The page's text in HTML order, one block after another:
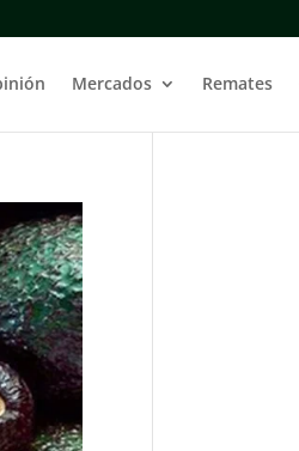
Mercados Remates